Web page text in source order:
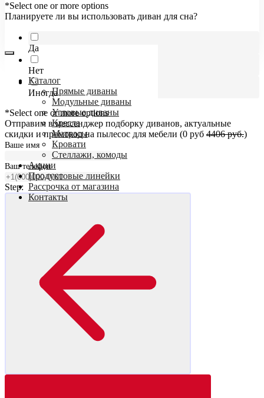
*Select one or more options
Планируете ли вы использовать диван для сна?
Да
Нет
Иногда
*Select one or more options
Отправим в мессенджер подборку диванов, актуальные
скидки и промокод на пылесос для мебели (0 руб 4406 руб.)
Ваше имя
Ваш телефон
Step:
Каталог
Прямые диваны
Модульные диваны
Угловые диваны
Кресла
Матрасы
Кровати
Стеллажи, комоды
Акции
Продуктовые линейки
Рассрочка от магазина
Контакты